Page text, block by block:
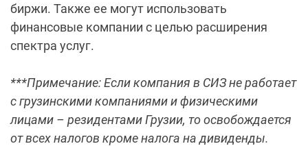
биржи. Также ее могут использовать
финансовые компании с целью расширения
спектра услуг.
***Примечание: Если компания в СИЗ не работает
с грузинскими компаниями и физическими
лицами – резидентами Грузии, то освобождается
от всех налогов кроме налога на дивиденды.